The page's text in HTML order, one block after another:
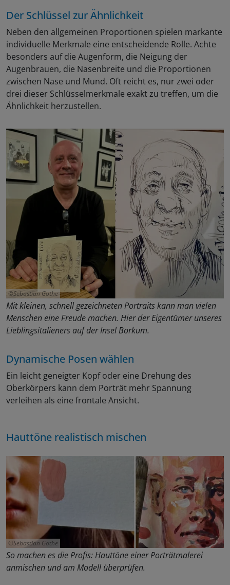
Der Schlüssel zur Ähnlichkeit
Neben den allgemeinen Proportionen spielen markante
individuelle Merkmale eine entscheidende Rolle. Achte
besonders auf die Augenform, die Neigung der
Augenbrauen, die Nasenbreite und die Proportionen
zwischen Nase und Mund. Oft reicht es, nur zwei oder
drei dieser Schlüsselmerkmale exakt zu treffen, um die
Ähnlichkeit herzustellen.
Sebastian Gothe
Mit kleinen, schnell gezeichneten Portraits kann man vielen
Menschen eine Freude machen. Hier der Eigentümer unseres
Lieblingsitalieners auf der Insel Borkum.
Dynamische Posen wählen
Ein leicht geneigter Kopf oder eine Drehung des
Oberkörpers kann dem Porträt mehr Spannung
verleihen als eine frontale Ansicht.
Hauttöne realistisch mischen
Sebastian Gothe
So machen es die Profis: Hauttöne einer Porträtmalerei
anmischen und am Modell überprüfen.